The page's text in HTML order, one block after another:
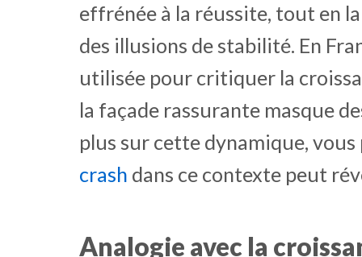
effrénée à la réussite, tout en
des illusions de stabilité. En
utilisée pour critiquer la
la façade rassurante masque
plus sur cette dynamique,
crash dans ce contexte peut
Analogie avec la